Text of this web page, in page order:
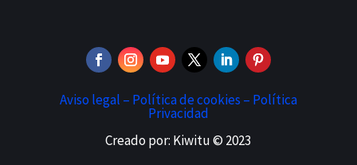
Aviso legal – Política de cookies – Política
Privacidad
Creado por: Kiwitu © 2023